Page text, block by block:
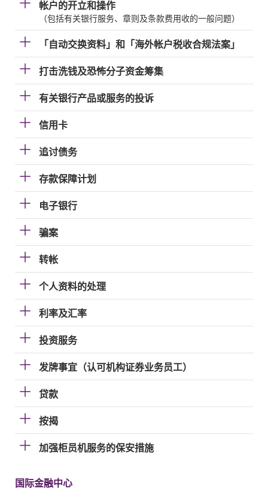
帐户的开立和操作
（包括有关银行服务、章则及条款费用收的一般问题）
「自动交换资料」和「海外帐户税收合规法案」
打击洗钱及恐怖分子资金筹集
有关银行产品或服务的投诉
信用卡
追讨债务
存款保障计划
电子银行
骗案
转帐
个人资料的处理
利率及汇率
投资服务
发牌事宜（认可机构证券业务员工）
贷款
按揭
加强柜员机服务的保安措施
国际金融中心